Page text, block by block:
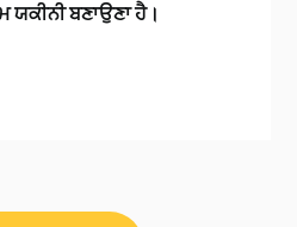
ਯਕੀਨੀ ਬਣਾਉਣਾ ਹੈ।